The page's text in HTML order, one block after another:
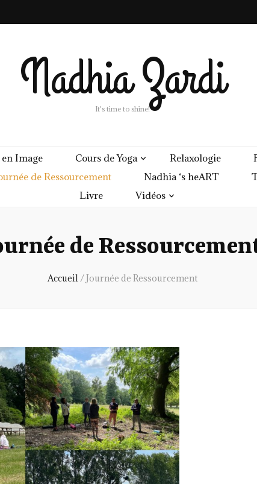
Nadhia Zardi
It's time to shine!
Image Cours de Yoga Relaxologie
de Ressourcement Nadhia ‘s heART
Livre
Vidéos
de
Accueil /Journée de Ressourcement